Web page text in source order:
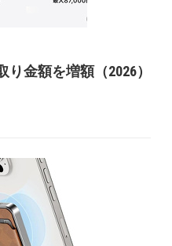
り金額を増額（2026）